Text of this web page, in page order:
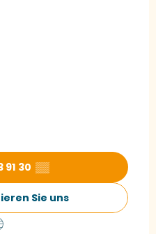
91 30 ▒▒
Sie uns